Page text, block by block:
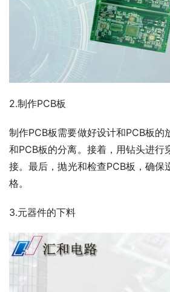
2.制作PCB板
制作PCB板需要做好设计和PCB板的
和PCB板的分离。接着，用钻头进行
接。最后，抛光和检查PCB板，确保
格。
3.元器件的下料